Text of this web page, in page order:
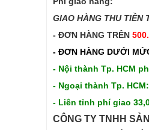
GIAO HÀNG THU TIỀN
- ĐƠN HÀNG TRÊN
- ĐƠN HÀNG DƯỚI
- Nội thành Tp. HCM
- Ngoại thành Tp.
- Liên tỉnh phí giao
CÔNG TY TNHH